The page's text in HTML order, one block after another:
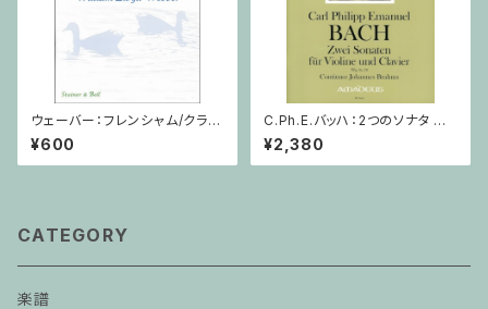
ウェーバー：フレンシャム/クラリ
ネット・ピアノ
¥600
C.Ph.E.バッハ：2つのソナタ Wq
76, 78 / ヴァイオリン・ピアノ
¥2,380
CATEGORY
楽譜